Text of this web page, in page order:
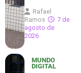
Rafael
Ramos
7 de
agosto de
2026
MUNDO
DIGITAL